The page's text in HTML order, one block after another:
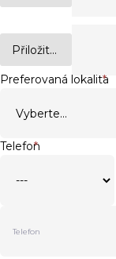
Přiložit...
Preferovaná lokalita
*
Telefon
*